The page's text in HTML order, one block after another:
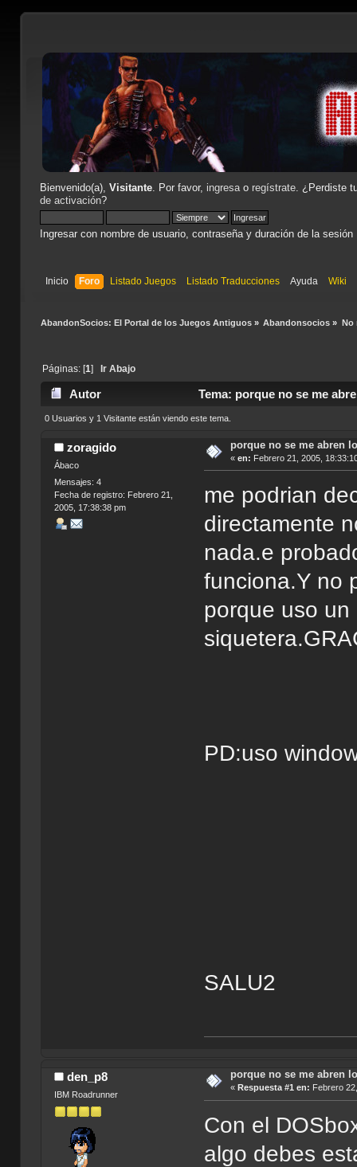
Bienvenido(a), Visitante. Por favor, ingresao regístrate. ¿Perdiste
de activación?
Ingresar con nombre de usuario, contraseña y duración de la sesión
Inicio Foro Listado Juegos Listado Traducciones Ayuda Wiki
AbandonSocios: El Portal de los Juegos Antiguos» Abandonsocios » No
Páginas: [1] Ir Abajo
Autor Tema: porque no se me
0 Usuarios y 1 Visitante están viendo este tema.
zoragido
Ábaco
Mensajes: 4
Fecha de registro: Febrero 21,
2005, 17:38:38 pm
porque no se me abren
« en: Febrero 21, 2005,
me podrian
directamente
nada.e
funciona.Y no
porque uso
PD:uso
SALU2
den_p8
IBM Roadrunner
porque no se me abren
« Respuesta #1 en: Febrero
Con el
algo debes